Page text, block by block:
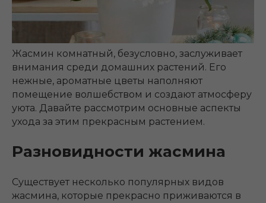
Жасмин комнатный, безусловно, заслуживает
внимания среди домашних растений. Его
нежные, ароматные цветы наполняют
помещение волшебством и создают атмосферу
уюта. Давайте рассмотрим основные аспекты
ухода за этим прекрасным растением.
Разновидности жасмина
Существует несколько популярных видов
жасмина, которые прекрасно приживаются в